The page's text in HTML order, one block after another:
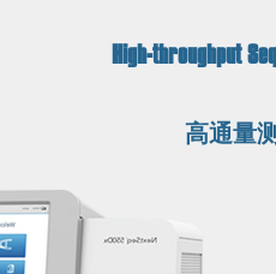
High-throughput
高通量